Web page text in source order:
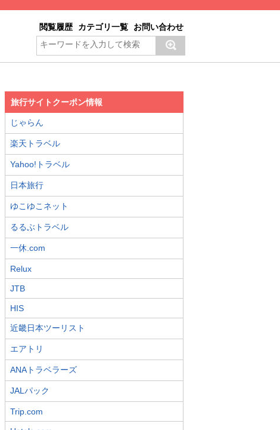
閲覧履歴 カテゴリ一覧 お問い合わせ
旅行サイトクーポン情報
じゃらん
楽天トラベル
Yahoo!トラベル
日本旅行
ゆこゆこネット
るるぶトラベル
一休.com
Relux
JTB
HIS
近畿日本ツーリスト
エアトリ
ANAトラベラーズ
JALパック
Trip.com